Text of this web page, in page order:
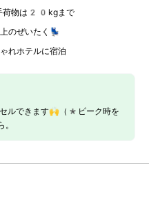
荷物は20kgまで
のぜいたく💺
れホテルに宿泊
ルできます🙌（*ピーク時を
。